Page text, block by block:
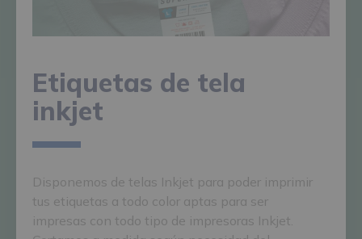
Etiquetas de tela
inkjet
Disponemos de telas Inkjet para poder imprimir
tus etiquetas a todo color aptas para ser
impresas con todo tipo de impresoras Inkjet.